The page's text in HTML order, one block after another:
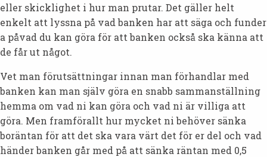
eller skicklighet i hur man prutar. Det gäller helt
enkelt att lyssna på vad banken har att säga och funder
a påvad du kan göra för att banken också ska känna att
de får ut något.
Vet man förutsättningar innan man förhandlar med
banken kan man själv göra en snabb sammanställning
hemma om vad ni kan göra och vad ni är villiga att
göra. Men framförallt hur mycket ni behöver sänka
boräntan för att det ska vara värt det för er del och vad
händer banken går med på att sänka räntan med 0,5